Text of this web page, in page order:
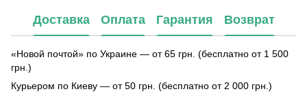
Доставка Оплата Гарантия Возврат
«Новой почтой» по Украине — от 65 грн. (бесплатно от 1 500
грн.)
Курьером по Киеву — от 50 грн. (бесплатно от 2 000 грн.)